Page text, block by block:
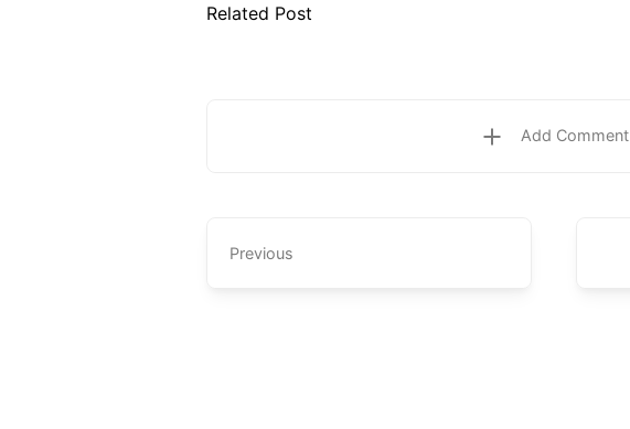
Related Post
Add Comment
Previous